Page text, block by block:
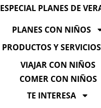
ESPECIAL PLANES DE
PLANES CON NIÑOS
PRODUCTOS Y SERVICIOS
VIAJAR CON NIÑOS
COMER CON NIÑOS
TE INTERESA